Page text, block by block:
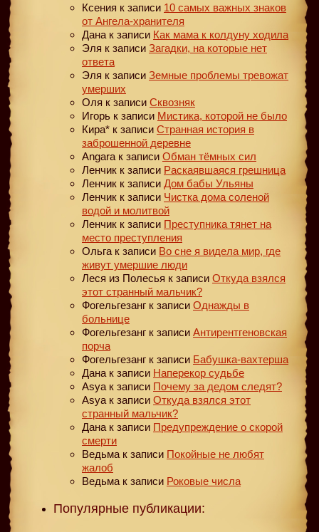
Ксения к записи 10 самых важных знаков
от Ангела-хранителя
Дана к записи Как мама к колдуну ходила
Эля к записи Загадки, на которые нет
ответа
Эля к записи Земные проблемы тревожат
умерших
Оля к записи Сквозняк
Игорь к записи Мистика, которой не было
Кира* к записи Странная история в
заброшенной деревне
Angara к записи Обман тёмных сил
Ленчик к записи Раскаявшаяся грешница
Ленчик к записи Дом бабы Ульяны
Ленчик к записи Чистка дома соленой
водой и молитвой
Ленчик к записи Преступника тянет на
место преступления
Ольга к записи Во сне я видела мир, где
живут умершие люди
Леся из Полесья к записи Откуда взялся
этот странный мальчик?
Фогельгезанг к записи Однажды в
больнице
Фогельгезанг к записи Антирентгеновская
порча
Фогельгезанг к записи Бабушка-вахтерша
Дана к записи Наперекор судьбе
Asya к записи Почему за дедом следят?
Asya к записи Откуда взялся этот
странный мальчик?
Дана к записи Предупреждение о скорой
смерти
Ведьма к записи Покойные не любят
жалоб
Ведьма к записи Роковые числа
Популярные публикации: